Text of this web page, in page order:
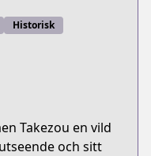
Historisk
Takezou en vild
och sitt